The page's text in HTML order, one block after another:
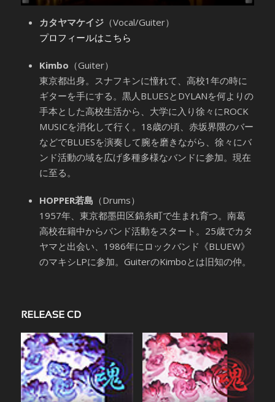
カタヤマケイジ （Vocal/Guiter）
プロフィールはこちら
Kimbo （Guiter）
東京都出身。スナフキンに憧れて、高校1年の時に
ギターを手にする。黒人BLUESとDYLANを何よりの
手本とした高校生活から、大学に入り徐々にROCK
MUSICを消化して行く。18歳の頃、赤坂界隈のバー
などでBLUESを演奏して腕を磨きながら、徐々にバ
ンド活動の域を広げ多種多様なバンドに参加。現在
に至る。
HOPPER若島 （Drums）
1957年、東京都墨田区錦糸町で生まれ育つ。南葛
高校在籍中からバンド活動をスタート。25歳でカタ
ヤマと出会い、1986年にロックバンド《BLUEW》
のマキシLPに参加。GuiterのKimboとは旧知の仲。
RELEASE CD